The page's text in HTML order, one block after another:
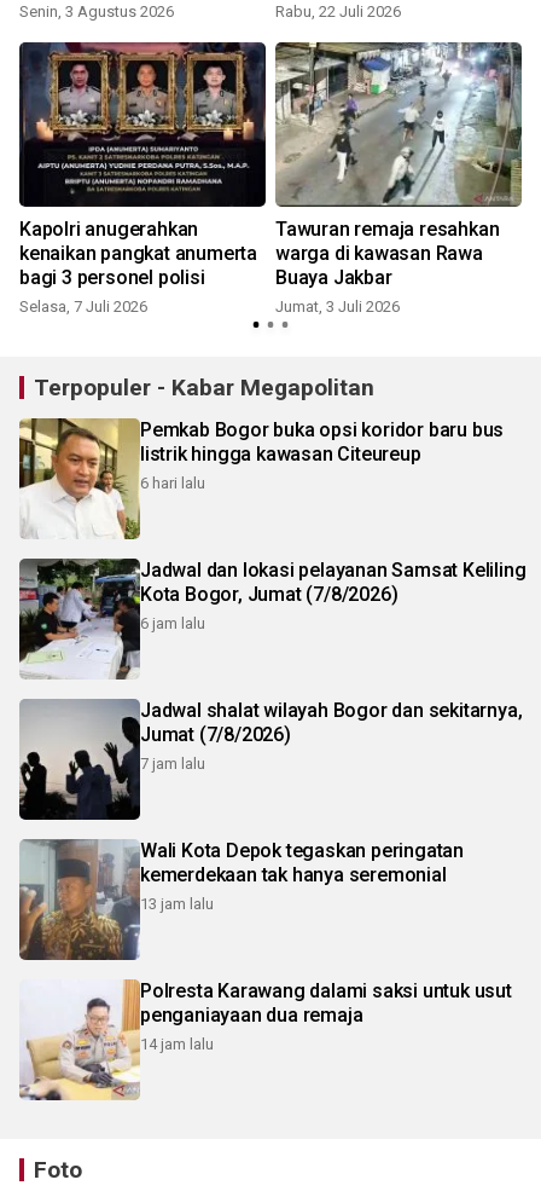
Senin, 3 Agustus 2026 Rabu, 22 Juli 2026
Kapolri anugerahkan
kenaikan pangkat anumerta
bagi 3 personel polisi
Selasa, 7 Juli 2026
Tawuran remaja resahkan
warga di kawasan Rawa
Buaya Jakbar
Jumat, 3 Juli 2026
Terpopuler - Kabar Megapolitan
Pemkab Bogor buka opsi koridor baru bus
listrik hingga kawasan Citeureup
6 hari lalu
Jadwal dan lokasi pelayanan Samsat Keliling
Kota Bogor, Jumat (7/8/2026)
6 jam lalu
Jadwal shalat wilayah Bogor dan sekitarnya,
Jumat (7/8/2026)
7 jam lalu
Wali Kota Depok tegaskan peringatan
kemerdekaan tak hanya seremonial
13 jam lalu
Polresta Karawang dalami saksi untuk usut
penganiayaan dua remaja
14 jam lalu
Foto